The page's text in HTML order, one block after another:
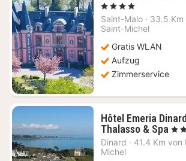
, 4 Sterne
Saint-Malo · 33.5
Saint-Michel
Gratis WLAN
Aufzug
Zimmerservice
Hôtel Emeria Dinard
Thalasso & Spa 1
, 4
Dinard · 41.4 Km
Michel